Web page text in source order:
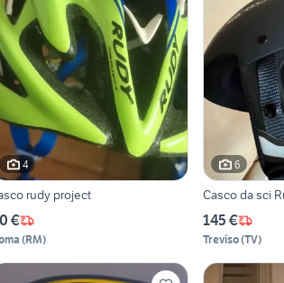
4
rudy project
€
(RM)
6
Casco da sci
145 €
Treviso(TV)